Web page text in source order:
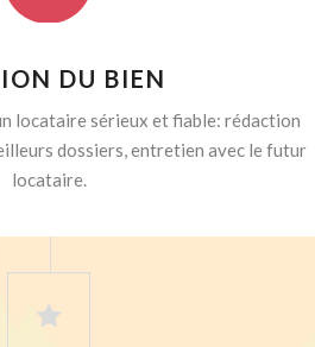
DU BIEN
locataire sérieux et fiable: rédaction
dossiers, entretien avec le futur
locataire.